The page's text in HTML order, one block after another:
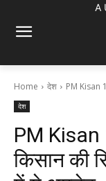
A
Home देश PM Kisan
देश
PM Kisan
किसान की